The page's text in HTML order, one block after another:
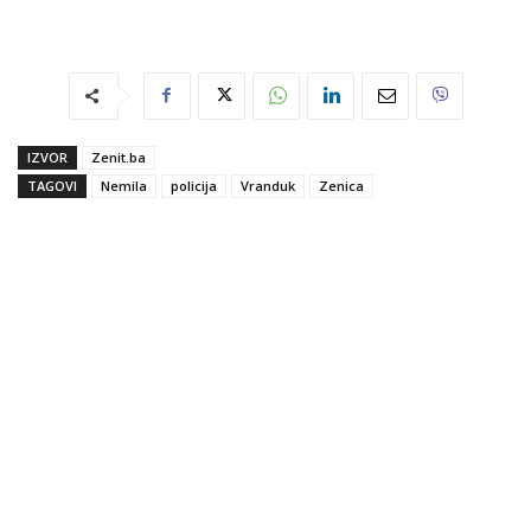
IZVOR
Zenit.ba
TAGOVI
Nemila policija Vranduk Zenica